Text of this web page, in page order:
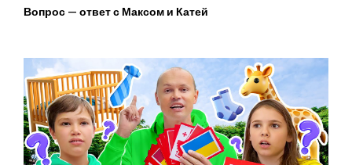
Вопрос — ответ с Максом и Катей